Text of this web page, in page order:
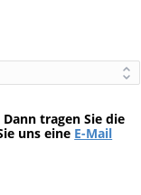
tragen Sie die
uns eine E-Mail